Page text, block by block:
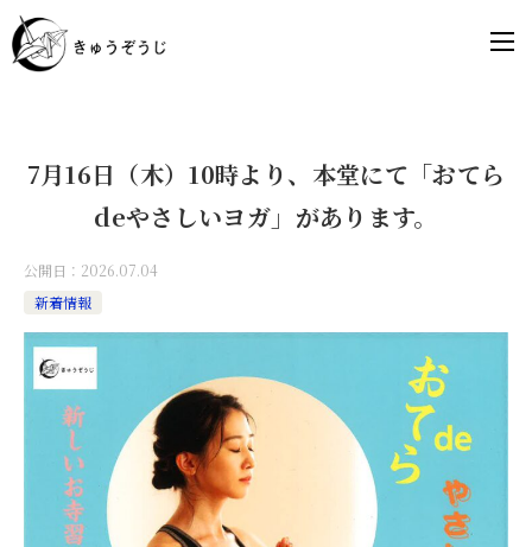
7月16日（木）10時より、本堂にて「おてら
deやさしいヨガ」があります。
公開日： 2026.07.04
新着情報